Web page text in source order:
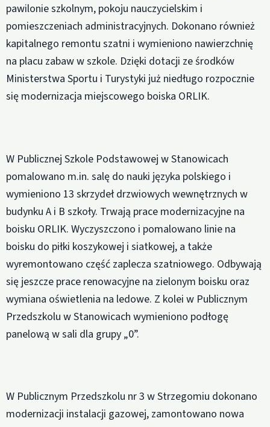
pawilonie szkolnym, pokoju nauczycielskim i
pomieszczeniach administracyjnych. Dokonano również
kapitalnego remontu szatni i wymieniono nawierzchnię
na placu zabaw w szkole. Dzięki dotacji ze środków
Ministerstwa Sportu i Turystyki już niedługo rozpocznie
się modernizacja miejscowego boiska ORLIK.
W Publicznej Szkole Podstawowej w Stanowicach
pomalowano m.in. salę do nauki języka polskiego i
wymieniono 13 skrzydeł drzwiowych wewnętrznych w
budynku A i B szkoły. Trwają prace modernizacyjne na
boisku ORLIK. Wyczyszczono i pomalowano linie na
boisku do piłki koszykowej i siatkowej, a także
wyremontowano część zaplecza szatniowego. Odbywają
się jeszcze prace renowacyjne na zielonym boisku oraz
wymiana oświetlenia na ledowe. Z kolei w Publicznym
Przedszkolu w Stanowicach wymieniono podłogę
panelową w sali dla grupy „0”.
W Publicznym Przedszkolu nr 3 w Strzegomiu dokonano
modernizacji instalacji gazowej, zamontowano nowa